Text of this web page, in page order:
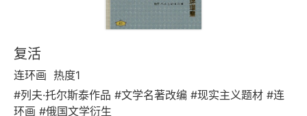
复活
连环画 热度1
#列夫·托尔斯泰作品 #文学名著改编 #现实主义题材 #连
环画 #俄国文学衍生